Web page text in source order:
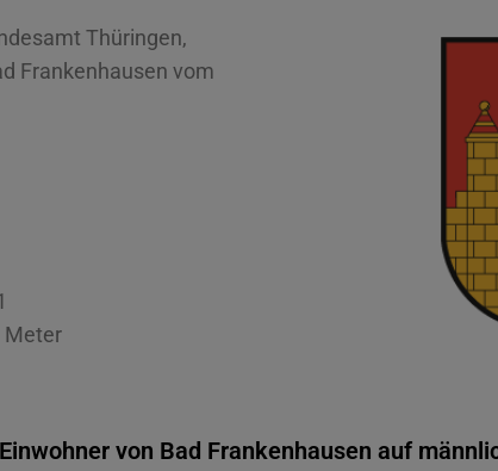
Thüringen,
Frankenhausen vom
Meter
von Bad Frankenhausen auf